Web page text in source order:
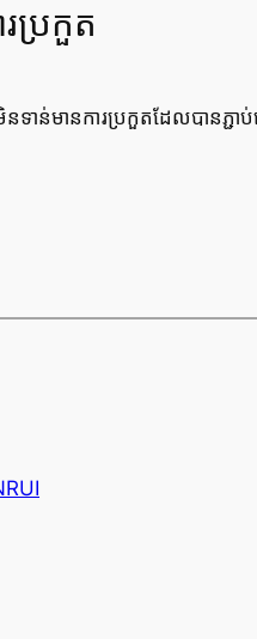
ប្រកួត
ន់មានការប្រកួតដែលបានភ្ជាប់